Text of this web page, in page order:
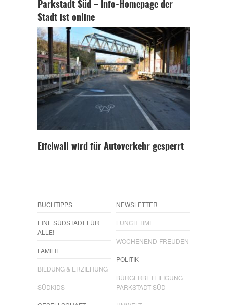
Parkstadt Süd – Info-Homepage der
Stadt ist online
Eifelwall wird für Autoverkehr gesperrt
BUCHTIPPS
EINE SÜDSTADT FÜR
ALLE!
FAMILIE
BILDUNG & ERZIEHUNG
SÜDKIDS
NEWSLETTER
LUNCH TIME
WOCHENEND-FREUDEN
POLITIK
BÜRGERBETEILIGUNG
PARKSTADT SÜD